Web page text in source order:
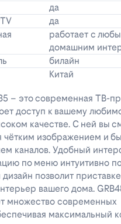
да
да
работает с
домашним
билайн
Китай
– это современная ТВ-
доступ к вашему
качестве. С ней вы
чётким изображением и
каналов. Удобный
по меню интуитивно
позволит
вашего дома.
множество современных
максимальный